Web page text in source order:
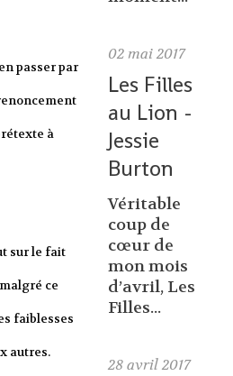
passer par
à
sur le fait
ce
faiblesses
autres.
02 mai 2017
Les Filles
au Lion -
Jessie
Burton
Véritable
coup de
cœur de
mon mois
d’avril, Les
Filles...
28 avril 2017